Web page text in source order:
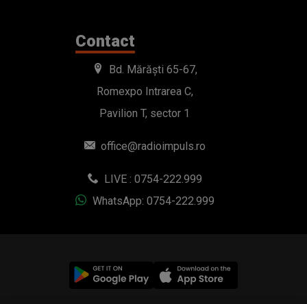
Contact
Bd. Mărăști 65-67,
Romexpo Intrarea C,
Pavilion T, sector 1
office@radioimpuls.ro
LIVE : 0754-222.999
WhatsApp: 0754-222.999